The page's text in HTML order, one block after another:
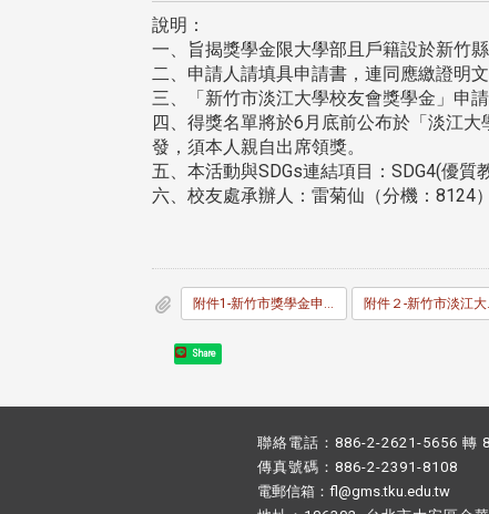
說明：
一、旨揭獎學金限大學部且戶籍設於新竹
二、申請人請填具申請書，連同應繳證明
三、「新竹市淡江大學校友會獎學金」申
四、得獎名單將於6月底前公布於「淡江
發，須本人親自出席領獎。
五、本活動與SDGs連結項目：SDG4(優質
六、校友處承辦人：雷菊仙（分機：8124）
附件1-新竹市獎學金申請辦法_1141129公告版_.pdf 附件２-新竹市
Share
聯絡電話：886-2-2621-5656 轉
傳真號碼：886-2-2391-8108
電郵信箱：fl@gms.tku.edu.tw